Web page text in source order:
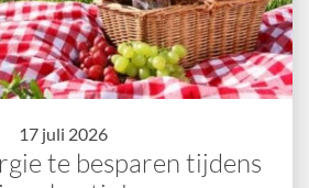
17 juli 2026
te besparen tijdens